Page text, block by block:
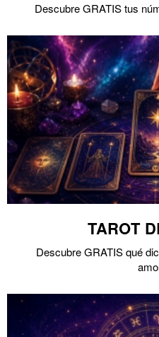
Descubre GRATIS tus
TAROT
Descubre GRATIS qué